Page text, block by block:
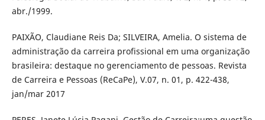
abr./1999.
PAIXÃO, Claudiane Reis Da; SILVEIRA, Amelia. O sistema de
administração da carreira profissional em uma organização
brasileira: destaque no gerenciamento de pessoas. Revista
de Carreira e Pessoas (ReCaPe), V.07, n. 01, p. 422-438,
jan/mar 2017